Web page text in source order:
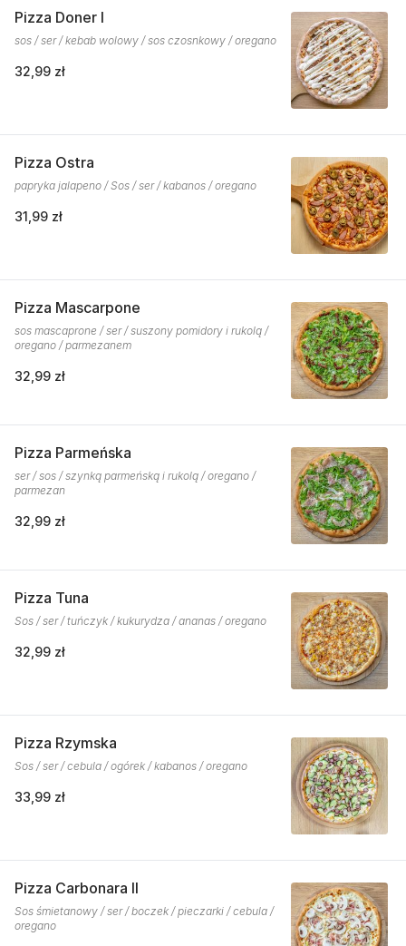
Pizza Doner I
sos / ser / kebab wolowy / sos czosnkowy / oregano
32,99 zł
Pizza Ostra
papryka jalapeno / Sos / ser / kabanos / oregano
31,99 zł
Pizza Mascarpone
sos mascaprone / ser / suszony pomidory i rukolą /
oregano / parmezanem
32,99 zł
Pizza Parmeńska
ser / sos / szynką parmeńską i rukolą / oregano /
parmezan
32,99 zł
Pizza Tuna
Sos / ser / tuńczyk / kukurydza / ananas / oregano
32,99 zł
Pizza Rzymska
Sos / ser / cebula / ogórek / kabanos / oregano
33,99 zł
Pizza Carbonara II
Sos śmietanowy / ser / boczek / pieczarki / cebula /
oregano